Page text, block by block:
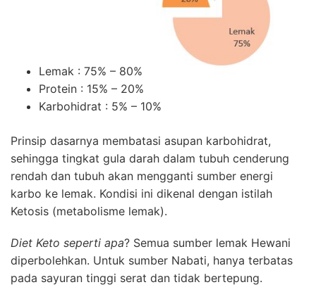
Lemak : 75% – 80%
Protein : 15% – 20%
Karbohidrat : 5% – 10%
Prinsip dasarnya membatasi asupan karbohidrat,
sehingga tingkat gula darah dalam tubuh cenderung
rendah dan tubuh akan mengganti sumber energi
karbo ke lemak. Kondisi ini dikenal dengan istilah
Ketosis (metabolisme lemak).
Diet Keto seperti apa? Semua sumber lemak Hewani
diperbolehkan. Untuk sumber Nabati, hanya terbatas
pada sayuran tinggi serat dan tidak bertepung.